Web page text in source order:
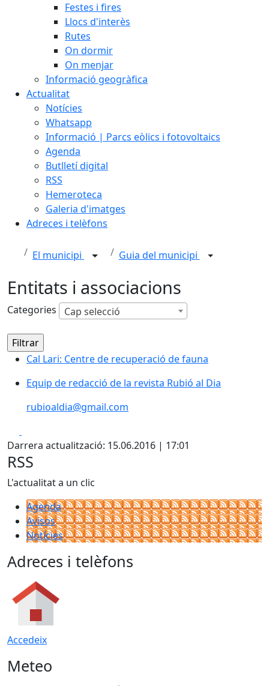
Festes i fires
Llocs d'interès
Rutes
On dormir
On menjar
Informació geogràfica
Actualitat
Notícies
Whatsapp
Informació | Parcs eòlics i fotovoltaics
Agenda
Butlletí digital
RSS
Hemeroteca
Galeria d'imatges
Adreces i telèfons
El municipi Guia del municipi
Entitats i associacions
Categories Cap selecció
Cal Lari: Centre de recuperació de fauna
Equip de redacció de la revista Rubió al Dia
rubioaldia@gmail.com
Darrera actualització: 15.06.2016 | 17:01
RSS
L'actualitat a un clic
Agenda
Avisos
Notícies
Adreces i telèfons
Accedeix
Meteo